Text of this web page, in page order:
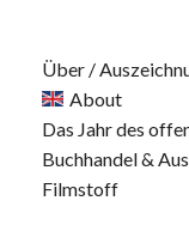
Über /
About
Das Jahr des
Buchhandel &
Filmstoff